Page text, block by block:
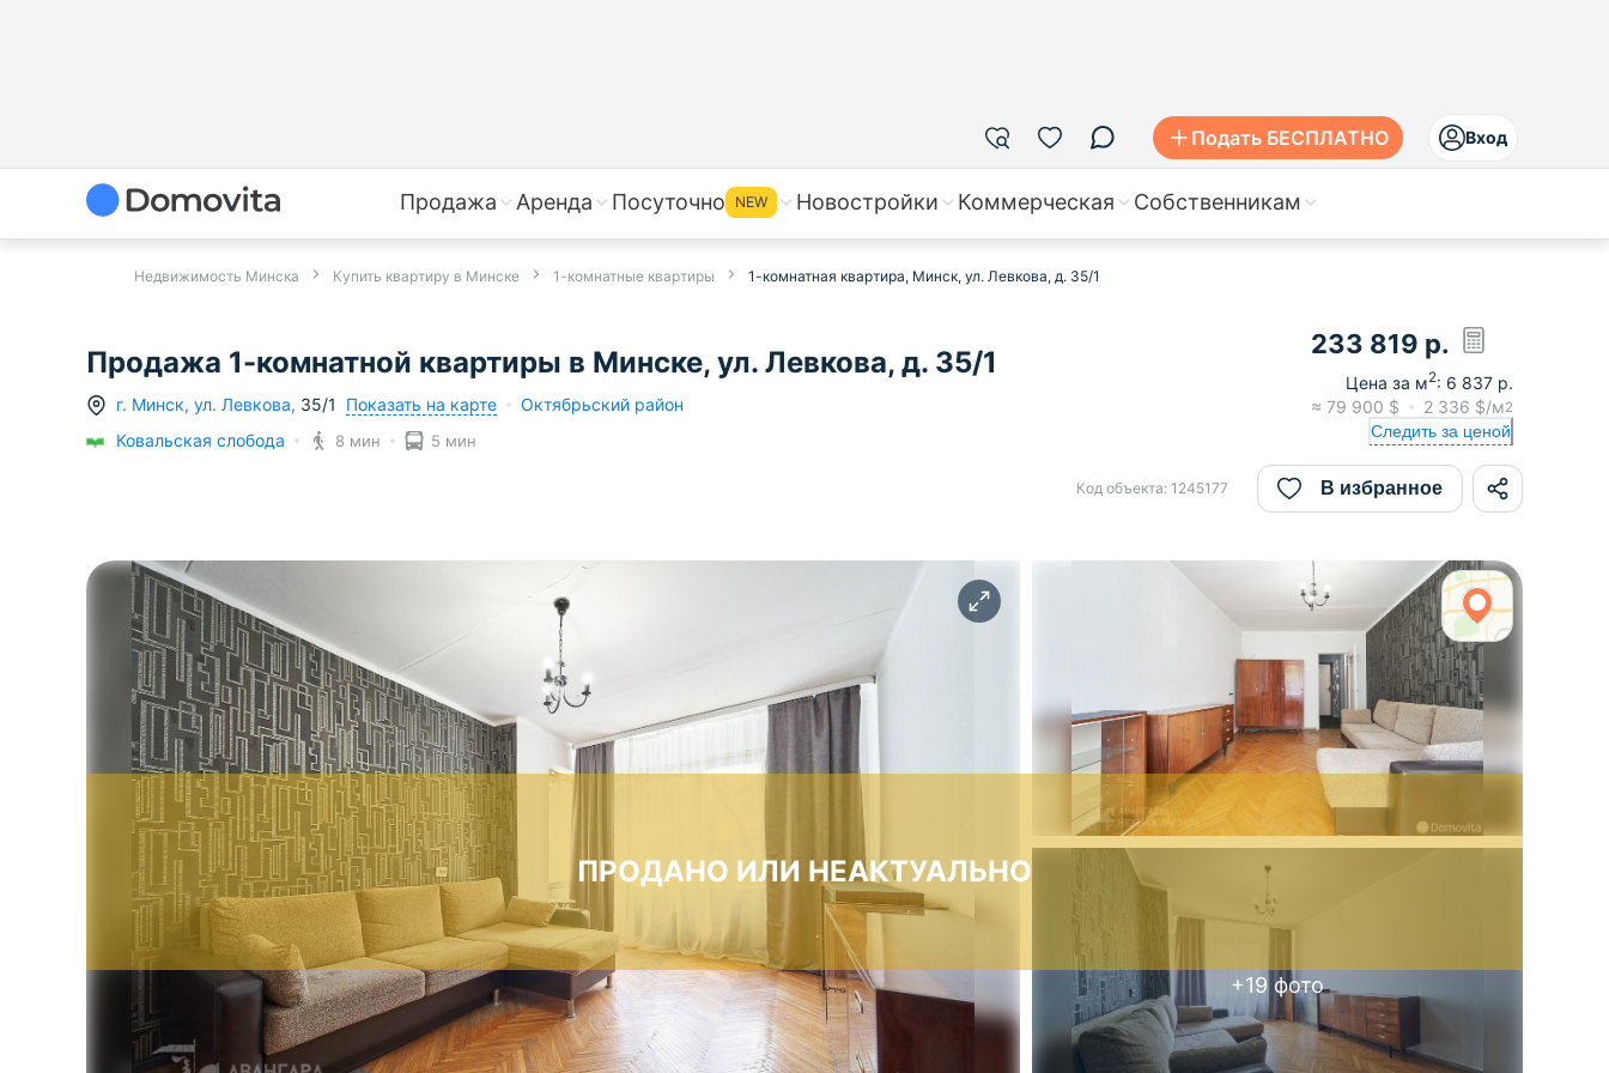
Подать БЕСПЛАТНО Вход
Продажа Аренда Посуточно NEW Новостройки Коммерческая Собственникам
Недвижимость Минска Купить квартиру в Минске 1-комнатные квартиры 1-комнатная квартира, Минск, ул. Левкова, д. 35/1
Продажа 1-комнатной квартиры в Минске, ул. Левкова, д. 35/1
г. Минск, ул. Левкова, 35/1 Показать на карте
Октябрьский район
Ковальская слобода
8 мин 5 мин
233 819 р.
Цена за м2: 6 837 р.
≈ 79 900 $ 2 336 $/м2
Следить за ценой
Код объекта: 1245177 В избранное
ПРОДАНО ИЛИ НЕАКТУАЛЬНО
+19 фото